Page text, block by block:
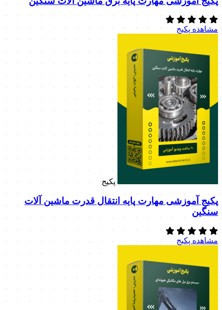
مشاهده پکیج
پکیج
پکیج آموزشی مهارت پایه انتقال قدرت ماشین آلات
سنگین
مشاهده پکیج